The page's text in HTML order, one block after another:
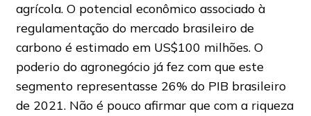
agrícola. O potencial econômico associado à
regulamentação do mercado brasileiro de
carbono é estimado em US$100 milhões. O
poderio do agronegócio já fez com que este
segmento representasse 26% do PIB brasileiro
de 2021. Não é pouco afirmar que com a riqueza